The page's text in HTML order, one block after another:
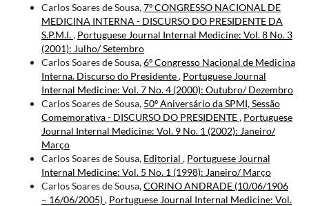
Carlos Soares de Sousa,7º CONGRESSO NACIONAL DE
MEDICINA INTERNA - DISCURSO DO PRESIDENTE DA
S.P.M.I., Portuguese Journal Internal Medicine: Vol. 8 No. 3
(2001): Julho/ Setembro
Carlos Soares de Sousa,6º Congresso Nacional de Medicina
Interna. Discurso do Presidente, Portuguese Journal
Internal Medicine: Vol. 7 No. 4 (2000): Outubro/ Dezembro
Carlos Soares de Sousa, 50º Aniversário da SPMI, Sessão
Comemorativa - DISCURSO DO PRESIDENTE, Portuguese
Journal Internal Medicine: Vol. 9 No. 1 (2002): Janeiro/
Março
Carlos Soares de Sousa, Editorial , Portuguese Journal
Internal Medicine: Vol. 5 No. 1 (1998): Janeiro/ Março
Carlos Soares de Sousa,CORINO ANDRADE (10/06/1906
– 16/06/2005), Portuguese Journal Internal Medicine: Vol.